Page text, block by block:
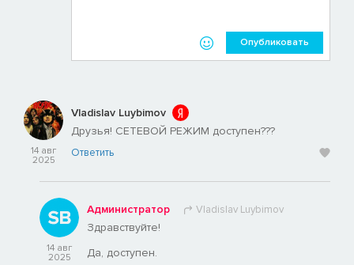
Опубликовать
14 авг
2025
Vladislav Luybimov
Друзья! СЕТЕВОЙ РЕЖИМ доступен???
Ответить
14 авг
2025
Администратор Vladislav Luybimov
Здравствуйте!
Да, доступен.